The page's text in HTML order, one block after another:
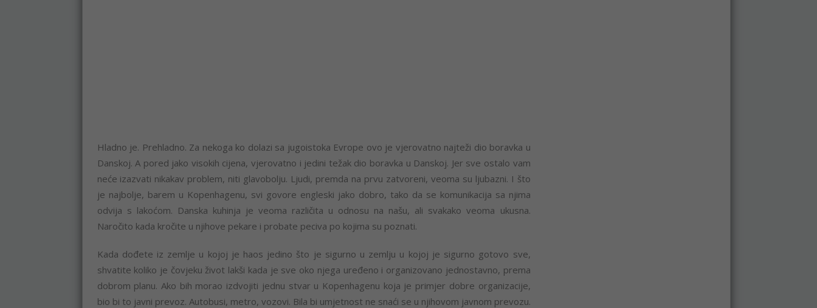
Hladno je. Prehladno. Za nekoga ko dolazi sa jugoistoka Evrope ovo je vjerovatno najteži dio boravka u
Danskoj. A pored jako visokih cijena, vjerovatno i jedini težak dio boravka u Danskoj. Jer sve ostalo vam
neće izazvati nikakav problem, niti glavobolju. Ljudi, premda na prvu zatvoreni, veoma su ljubazni. I što
je najbolje, barem u Kopenhagenu, svi govore engleski jako dobro, tako da se komunikacija sa njima
odvija s lakoćom. Danska kuhinja je veoma različita u odnosu na našu, ali svakako veoma ukusna.
Naročito kada kročite u njihove pekare i probate peciva po kojima su poznati.
Kada dođete iz zemlje u kojoj je haos jedino što je sigurno u zemlju u kojoj je sigurno gotovo sve,
shvatite koliko je čovjeku život lakši kada je sve oko njega uređeno i organizovano jednostavno, prema
dobrom planu. Ako bih morao izdvojiti jednu stvar u Kopenhagenu koja je primjer dobre organizacije,
bio bi to javni prevoz. Autobusi, metro, vozovi. Bila bi umjetnost ne snaći se u njihovom javnom prevozu.